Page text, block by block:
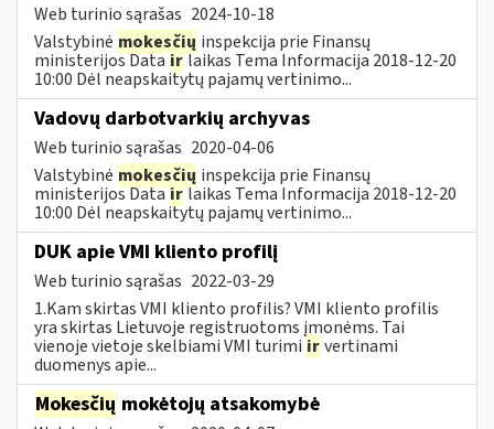
Web turinio sąrašas 2024-10-18
Valstybinė mokesčių inspekcija prie Finansų
ministerijos Datairlaikas Tema Informacija 2018-12-20
10:00 Dėl neapskaitytų pajamų vertinimo...
Vadovų darbotvarkių archyvas
Web turinio sąrašas 2020-04-06
Valstybinė mokesčių inspekcija prie Finansų
ministerijos Datairlaikas Tema Informacija 2018-12-20
10:00 Dėl neapskaitytų pajamų vertinimo...
DUK apie VMI kliento profilį
Web turinio sąrašas 2022-03-29
1.Kam skirtas VMI kliento profilis? VMI kliento profilis
yra skirtas Lietuvoje registruotoms įmonėms. Tai
vienoje vietoje skelbiami VMI turimi irvertinami
duomenys apie...
Mokesčių mokėtojų atsakomybė